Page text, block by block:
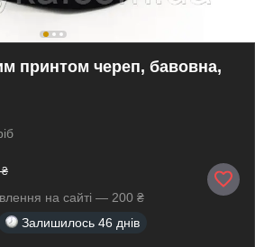
принтом череп, бавовна,
₴
на сайті — 200 ₴
Залишилось 46 днів